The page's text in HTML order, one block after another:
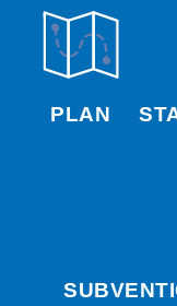
PLAN